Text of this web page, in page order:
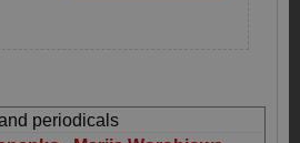
periodicals